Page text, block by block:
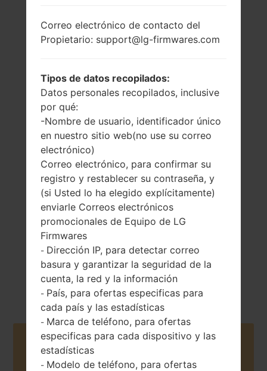
pantalla-cuerpo)
1080 x 2160 píxeles
pulgada)
145 gramos (5.11
onzas)
No extraíble Li-Po
3000 mAh
Cortex-A53
Mediatek
Android 9 Pie
Junio, 2018
Buy accessories on Amazon
Correo electrónico de contacto del
Propietario: support@lg-firmwares.com
Tipos de datos recopilados:
Datos personales recopilados, inclusive
por qué:
-Nombre de usuario, identificador único
en nuestro sitio web(no use su correo
electrónico)
Correo electrónico, para confirmar su
registro y restablecer su contraseña, y
(si Usted lo ha elegido explícitamente)
enviarle Correos electrónicos
promocionales de Equipo de LG
Firmwares
- Dirección IP, para detectar correo
basura y garantizar la seguridad de la
cuenta, la red y la información
- País, para ofertas especificas para
cada país y las estadísticas
- Marca de teléfono, para ofertas
especificas para cada dispositivo y las
estadísticas
- Modelo de teléfono, para ofertas